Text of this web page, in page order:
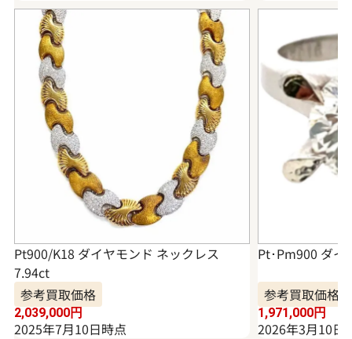
Pt900/K18 ダイヤモンド ネックレス
7.94ct
参考買取価格
2,039,000円
2025年7月10日時点
Pt･Pm900 ダイ
参考買取価格
1,971,000円
2026年3月10日